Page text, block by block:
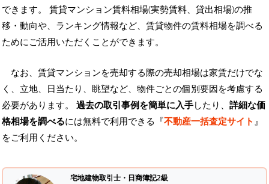
できます。 賃貸マンション賃料相場(実勢賃料、貸出相場)の推
移・動向や、ランキング情報など、賃貸物件の賃料相場を調べる
ためにご活用いただくことができます。
なお、賃貸マンションを売却する際の売却相場は家賃だけでな
く、立地、日当たり、眺望など、物件ごとの個別要因を考慮する
必要があります。 過去の取引事例を簡単に入手したり、 詳細な価
格相場を調べるには無料で利用できる『不動産一括査定サイト 』
をご利用ください。
宅地建物取引士・日商簿記2級